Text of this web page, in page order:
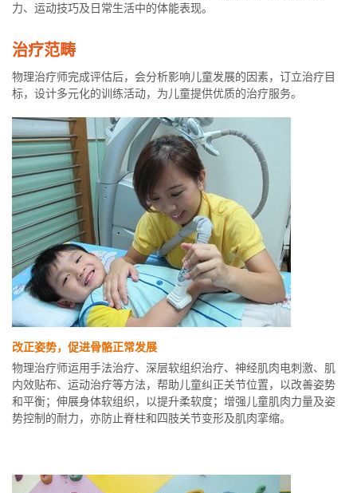
力、运动技巧及日常生活中的体能表现。
治疗范畴
物理治疗师完成评估后，会分析影响儿童发展的因素，订立治疗目
标，设计多元化的训练活动，为儿童提供优质的治疗服务。
改正姿势，促进骨骼正常发展
物理治疗师运用手法治疗、深层软组织治疗、神经肌肉电刺激、肌
内效贴布、运动治疗等方法，帮助儿童纠正关节位置，以改善姿势
和平衡；伸展身体软组织，以提升柔软度；增强儿童肌肉力量及姿
势控制的耐力，亦防止脊柱和四肢关节变形及肌肉挛缩。